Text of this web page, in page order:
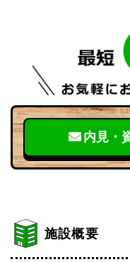
内見・
施設概要